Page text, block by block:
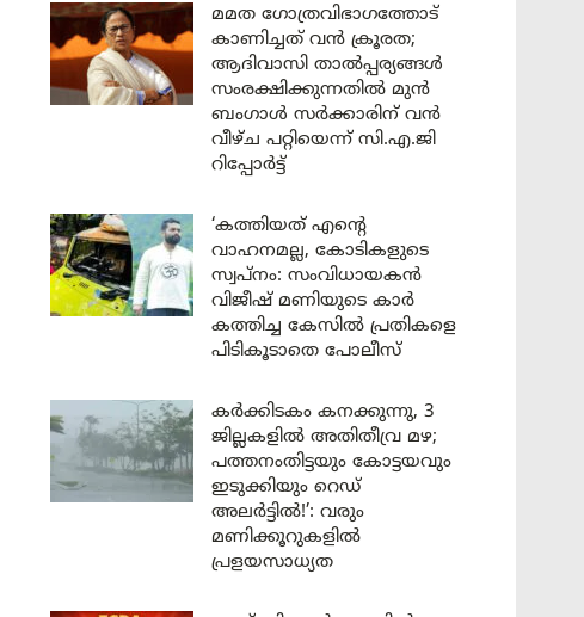
മമത ഗോത്രവിഭാഗത്തോട്
കാണിച്ചത് വൻ ക്രൂരത;
ആദിവാസി താൽപ്പര്യങ്ങൾ
സംരക്ഷിക്കുന്നതിൽ മുൻ
ബംഗാൾ സർക്കാരിന് വൻ
വീഴ്ച പറ്റിയെന്ന് സി.എ.ജി
റിപ്പോർട്ട്
‘കത്തിയത് എന്റെ
വാഹനമല്ല, കോടികളുടെ
സ്വപ്നം: സംവിധായകൻ
വിജീഷ് മണിയുടെ കാർ
കത്തിച്ച കേസിൽ പ്രതികളെ
പിടികൂടാതെ പോലീസ്
കർക്കിടകം കനക്കുന്നു, 3
ജില്ലകളിൽ അതിതീവ്ര മഴ;
പത്തനംതിട്ടയും കോട്ടയവും
ഇടുക്കിയും റെഡ്
അലർട്ടിൽ!’: വരും
മണിക്കൂറുകളിൽ
പ്രളയസാധ്യത